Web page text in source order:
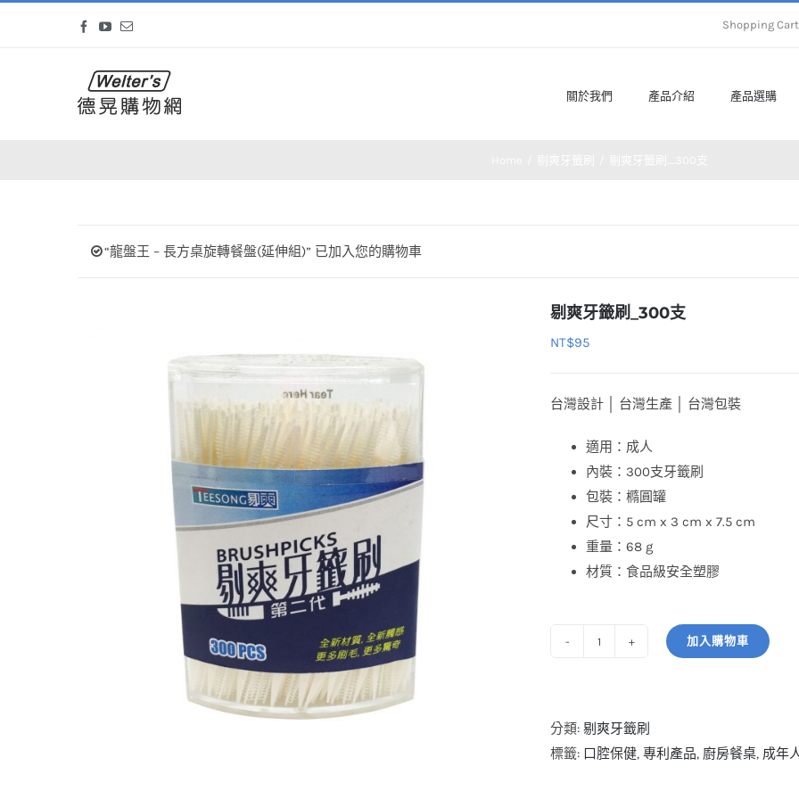
Facebook
YouTube
Email Shopping
關於我們 產品介紹 產品選購
“龍盤王 – 長方桌旋轉餐盤(延伸組)” 已加入您的購物車
剔爽牙籤刷_300支
NT$95
台灣設計 │ 台灣生產 │ 台灣包裝
適用：成人
內裝：300支牙籤刷
包裝：橢圓罐
尺寸：5 cm x 3 cm x 7.5 cm
重量：68 g
材質：食品級安全塑膠
籤
刷
加入購物車
分類: 剔爽牙籤刷
標籤: 口腔保健, 專利產品, 廚房餐桌, 成年